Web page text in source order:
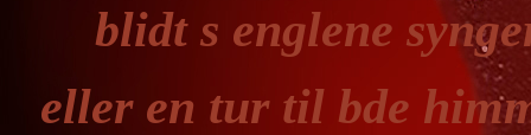
blidt s englene
eller en tur til bde